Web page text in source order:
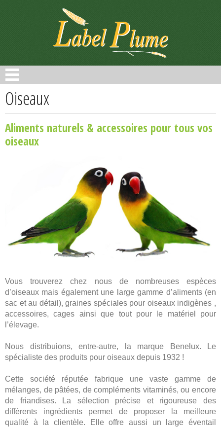
Oiseaux
Aliments naturels & accessoires pour tous vos
oiseaux
Vous trouverez chez nous de nombreuses espèces
d’oiseaux mais également une large gamme d’aliments (en
sac et au détail), graines spéciales pour oiseaux indigènes ,
accessoires, cages ainsi que tout pour le matériel pour
l’élevage.
Nous distribuions, entre-autre, la marque Benelux. Le
spécialiste des produits pour oiseaux depuis 1932 !
Cette société réputée fabrique une vaste gamme de
mélanges, de pâtées, de compléments vitaminés, ou encore
de friandises. La sélection précise et rigoureuse des
différents ingrédients permet de proposer la meilleure
qualité à la clientèle. Elle offre aussi un large éventail